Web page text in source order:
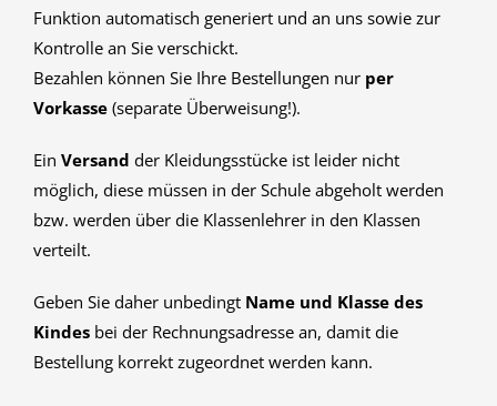
Funktion automatisch generiert und an uns sowie zur
Kontrolle an Sie verschickt.
Bezahlen können Sie Ihre Bestellungen nur per
Vorkasse (separate Überweisung!).
Ein Versand der Kleidungsstücke ist leider nicht
möglich, diese müssen in der Schule abgeholt werden
bzw. werden über die Klassenlehrer in den Klassen
verteilt.
Geben Sie daher unbedingt Name und Klasse des
Kindes bei der Rechnungsadresse an, damit die
Bestellung korrekt zugeordnet werden kann.